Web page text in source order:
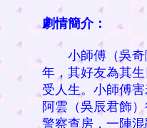
劇情簡介：
小師傅（吳奇
年，其好友為其
受人生。小師傅
阿雲（吳辰君飾
警察查房，一陣